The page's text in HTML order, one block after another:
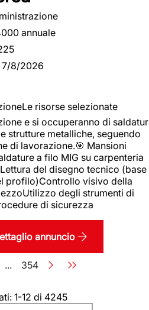
annuale
7/8/2026
risorse selezionate
e si occuperanno di
strutture metalliche, seguendo
di lavorazione.🎯 Mansioni
a filo MIG su carpenteria
del disegno tecnico (base
profilo)Controllo visivo della
degli strumenti di
di sicurezza
annuncio
... Pagina
354
1-12 di 4245